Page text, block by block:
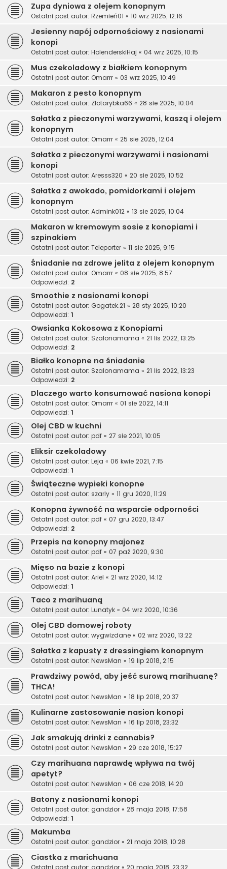
Zupa dyniowa z olejem konopnym
Ostatni post autor: Rzemień01 « 10 wrz 2025, 12:16
Jesienny napój odpornościowy z nasionami
konopi
Ostatni post autor: HolenderskiHaj « 04 wrz 2025, 10:15
Mus czekoladowy z białkiem konopnym
Ostatni post autor: Omarrr « 03 wrz 2025, 10:49
Makaron z pesto konopnym
Ostatni post autor: Złotarybka66 « 28 sie 2025, 10:04
Sałatka z pieczonymi warzywami, kaszą i olejem
konopnym
Ostatni post autor: Omarrr « 25 sie 2025, 12:04
Sałatka z pieczonymi warzywami i nasionami
konopi
Ostatni post autor: Aresss320 « 20 sie 2025, 10:52
Sałatka z awokado, pomidorkami i olejem
konopnym
Ostatni post autor: Admink012 « 13 sie 2025, 10:04
Makaron w kremowym sosie z konopiami i
szpinakiem
Ostatni post autor: Teleporter « 11 sie 2025, 9:15
Śniadanie na zdrowe jelita z olejem konopnym
Ostatni post autor: Omarrr « 08 sie 2025, 8:57
Odpowiedzi: 2
Smoothie z nasionami konopi
Ostatni post autor: Gogatek.21 « 28 sty 2025, 10:20
Odpowiedzi: 1
Owsianka Kokosowa z Konopiami
Ostatni post autor: Szalonamama « 21 lis 2022, 13:25
Odpowiedzi: 2
Białko konopne na śniadanie
Ostatni post autor: Szalonamama « 21 lis 2022, 13:23
Odpowiedzi: 2
Dlaczego warto konsumować nasiona konopi
Ostatni post autor: Omarrr « 01 sie 2022, 14:11
Odpowiedzi: 1
Olej CBD w kuchni
Ostatni post autor: pdf « 27 sie 2021, 10:05
Eliksir czekoladowy
Ostatni post autor: Leja « 06 kwie 2021, 7:15
Odpowiedzi: 1
Świąteczne wypieki konopne
Ostatni post autor: szarly « 11 gru 2020, 11:29
Konopna żywność na wsparcie odporności
Ostatni post autor: pdf « 07 gru 2020, 13:47
Odpowiedzi: 2
Przepis na konopny majonez
Ostatni post autor: pdf « 07 paź 2020, 9:30
Mięso na bazie z konopi
Ostatni post autor: Ariel « 21 wrz 2020, 14:12
Odpowiedzi: 1
Taco z marihuaną
Ostatni post autor: Lunatyk « 04 wrz 2020, 10:36
Olej CBD domowej roboty
Ostatni post autor: wygwizdane « 02 wrz 2020, 13:22
Sałatka z kapusty z dressingiem konopnym
Ostatni post autor: NewsMan « 19 lip 2018, 2:15
Prawdziwy powód, aby jeść surową marihuanę?
THCA!
Ostatni post autor: NewsMan « 18 lip 2018, 20:37
Kulinarne zastosowanie nasion konopi
Ostatni post autor: NewsMan « 16 lip 2018, 23:32
Jak smakują drinki z cannabis?
Ostatni post autor: NewsMan « 29 cze 2018, 15:27
Czy marihuana naprawdę wpływa na twój
apetyt?
Ostatni post autor: NewsMan « 06 cze 2018, 14:20
Batony z nasionami konopi
Ostatni post autor: gandzior « 28 maja 2018, 17:58
Odpowiedzi: 1
Makumba
Ostatni post autor: gandzior « 21 maja 2018, 10:28
Ciastka z marichuana
Ostatni post autor: gandzior « 20 maja 2018, 23:32